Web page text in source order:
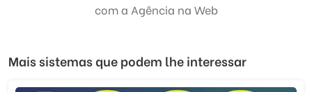
com a Agência na Web
Mais sistemas que podem lhe interessar